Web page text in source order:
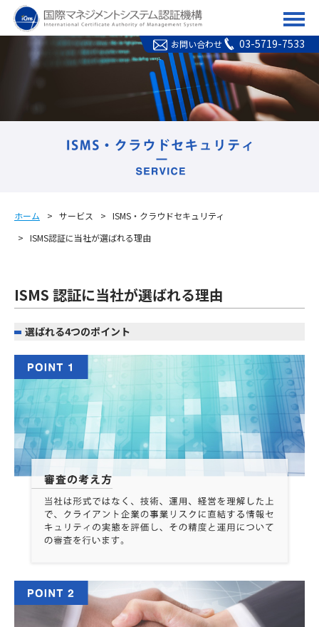
ICMS(国際マネジメント
お問い合わせ 03-5719-7533
ホーム サービス
ISMS・クラウドセキュリティ
ISMS認証に当社が選ばれる理由
ISMS 認証に当社が選ばれる理由
選ばれる4つのポイント